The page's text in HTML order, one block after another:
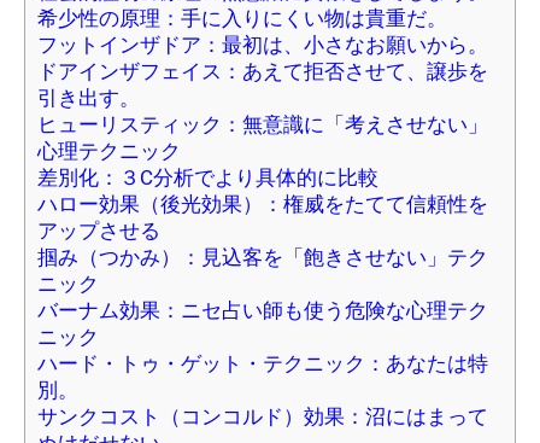
希少性の原理：手に入りにくい物は貴重だ。
フットインザドア：最初は、小さなお願いから。
ドアインザフェイス：あえて拒否させて、譲歩を
引き出す。
ヒューリスティック：無意識に「考えさせない」
心理テクニック
差別化：３C分析でより具体的に比較
ハロー効果（後光効果）：権威をたてて信頼性を
アップさせる
掴み（つかみ）：見込客を「飽きさせない」テク
ニック
バーナム効果：ニセ占い師も使う危険な心理テク
ニック
ハード・トゥ・ゲット・テクニック：あなたは特
別。
サンクコスト（コンコルド）効果：沼にはまって